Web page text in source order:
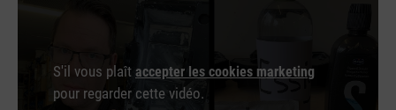
S'il vous plaît accepter les cookies marketing
pour regarder cette vidéo.